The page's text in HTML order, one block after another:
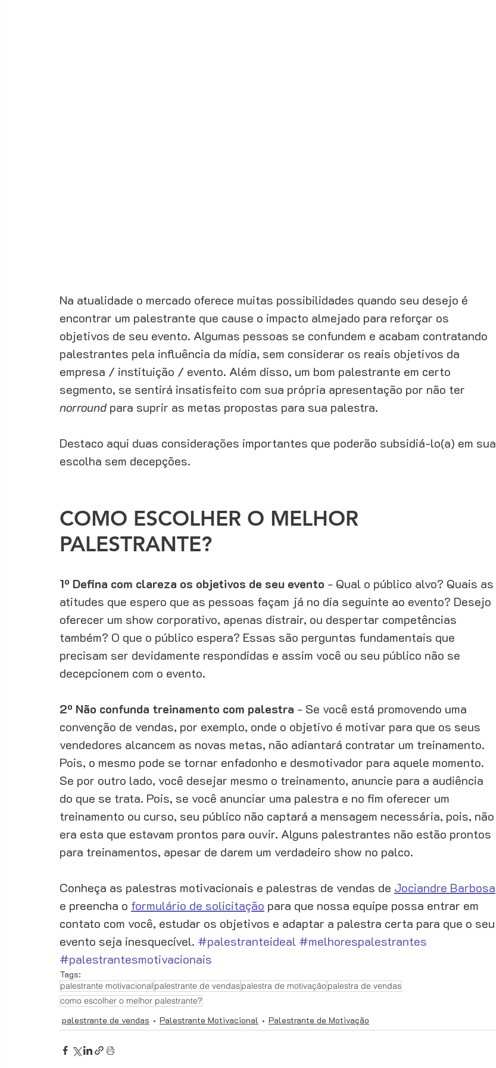
Na atualidade o mercado oferece muitas possibilidades quando seu desejo é
encontrar um palestrante que cause o impacto almejado para reforçar os
objetivos de seu evento. Algumas pessoas se confundem e acabam contratando
palestrantes pela influência da mídia, sem considerar os reais objetivos da
empresa / instituição / evento. Além disso, um bom palestrante em certo
segmento, se sentirá insatisfeito com sua própria apresentação por não ter
norround para suprir as metas propostas para sua palestra.
Destaco aqui duas considerações importantes que poderão subsidiá-lo(a) em sua
escolha sem decepções.
COMO ESCOLHER O MELHOR
PALESTRANTE?
1º Defina com clareza os objetivos de seu evento - Qual o público alvo? Quais as
atitudes que espero que as pessoas façam já no dia seguinte ao evento? Desejo
oferecer um show corporativo, apenas distrair, ou despertar competências
também? O que o público espera? Essas são perguntas fundamentais que
precisam ser devidamente respondidas e assim você ou seu público não se
decepcionem com o evento.
2º Não confunda treinamento com palestra - Se você está promovendo uma
convenção de vendas, por exemplo, onde o objetivo é motivar para que os seus
vendedores alcancem as novas metas, não adiantará contratar um treinamento.
Pois, o mesmo pode se tornar enfadonho e desmotivador para aquele momento.
Se por outro lado, você desejar mesmo o treinamento, anuncie para a audiência
do que se trata. Pois, se você anunciar uma palestra e no fim oferecer um
treinamento ou curso, seu público não captará a mensagem necessária, pois, não
era esta que estavam prontos para ouvir. Alguns palestrantes não estão prontos
para treinamentos, apesar de darem um verdadeiro show no palco.
Conheça as palestras motivacionais e palestras de vendas de Jociandre Barbosa
e preencha o formulário de solicitação para que nossa equipe possa entrar em
contato com você, estudar os objetivos e adaptar a palestra certa para que o seu
evento seja inesquecível. #palestranteideal #melhorespalestrantes
#palestrantesmotivacionais
Tags:
palestrante motivacional palestrante de vendaspalestra de motivaçãopalestra de vendas
como escolher o melhor palestrante?
palestrante de vendas Palestrante Motivacional Palestrante de Motivação